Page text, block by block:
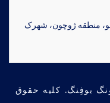
منطقه ژوچون، شهرک
بوفِنگ. کلیه حقوق